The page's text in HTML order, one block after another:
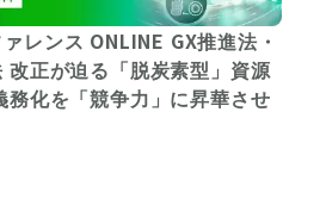
レンス ONLINE GX推進法・
改正が迫る「脱炭素型」資源
務化を「競争力」に昇華させ